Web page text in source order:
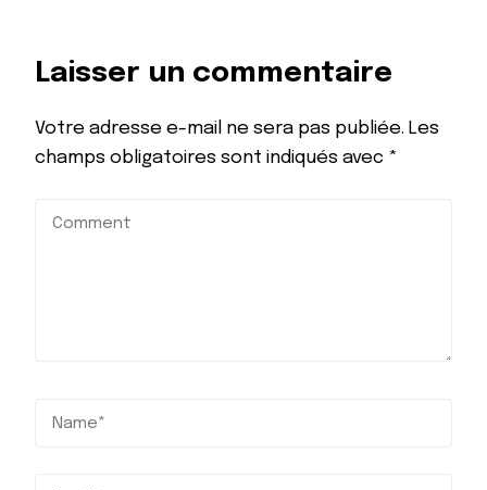
Laisser un commentaire
Votre adresse e-mail ne sera pas publiée. Les
champs obligatoires sont indiqués avec *